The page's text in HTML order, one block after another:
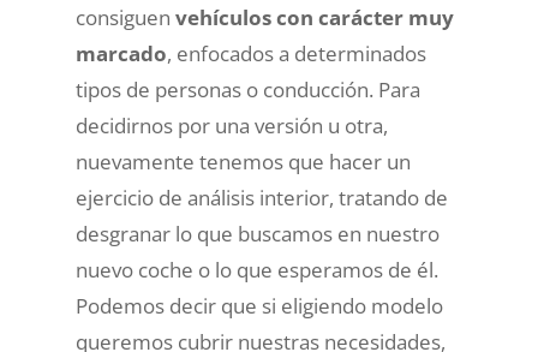
consiguen vehículos con carácter muy
marcado, enfocados a determinados
tipos de personas o conducción. Para
decidirnos por una versión u otra,
nuevamente tenemos que hacer un
ejercicio de análisis interior, tratando de
desgranar lo que buscamos en nuestro
nuevo coche o lo que esperamos de él.
Podemos decir que si eligiendo modelo
queremos cubrir nuestras necesidades,